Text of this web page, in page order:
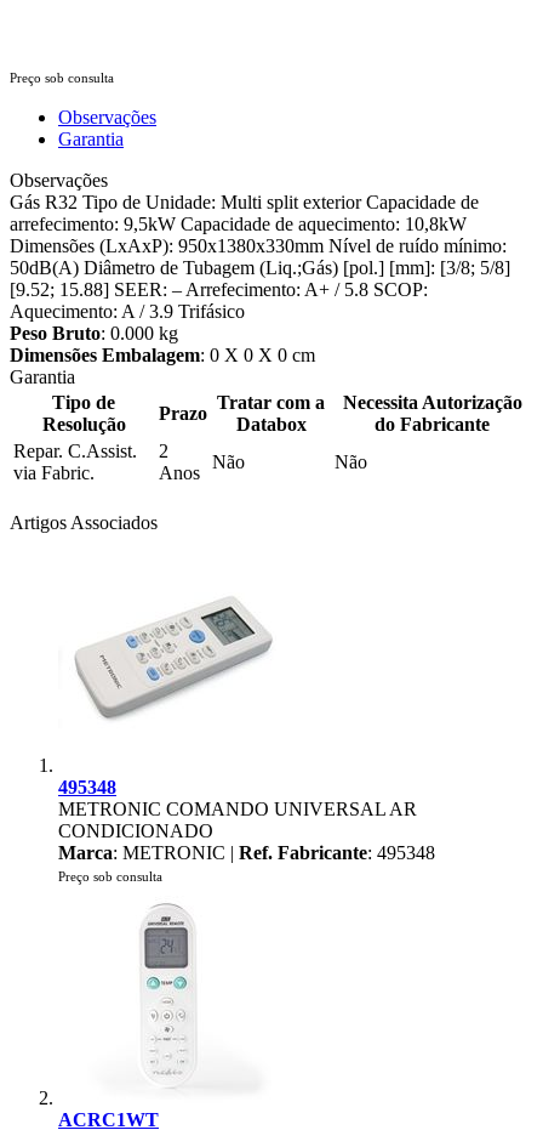
Preço sob consulta
Observações
Garantia
Observações
Gás R32 Tipo de Unidade: Multi split exterior Capacidade de
arrefecimento: 9,5kW Capacidade de aquecimento: 10,8kW
Dimensões (LxAxP): 950x1380x330mm Nível de ruído mínimo:
50dB(A) Diâmetro de Tubagem (Liq.;Gás) [pol.] [mm]: [3/8; 5/8]
[9.52; 15.88] SEER: – Arrefecimento: A+ / 5.8 SCOP:
Aquecimento: A / 3.9 Trifásico
Peso Bruto: 0.000 kg
Dimensões Embalagem: 0 X 0 X 0 cm
Garantia
Tipo de
Resolução
Prazo
Tratar com a
Databox
Necessita Autorização
do Fabricante
Repar. C.Assist.
via Fabric.
2
Anos
Não Não
Artigos Associados
495348
METRONIC COMANDO UNIVERSAL AR
CONDICIONADO
Marca: METRONIC | Ref. Fabricante: 495348
Preço sob consulta
ACRC1WT